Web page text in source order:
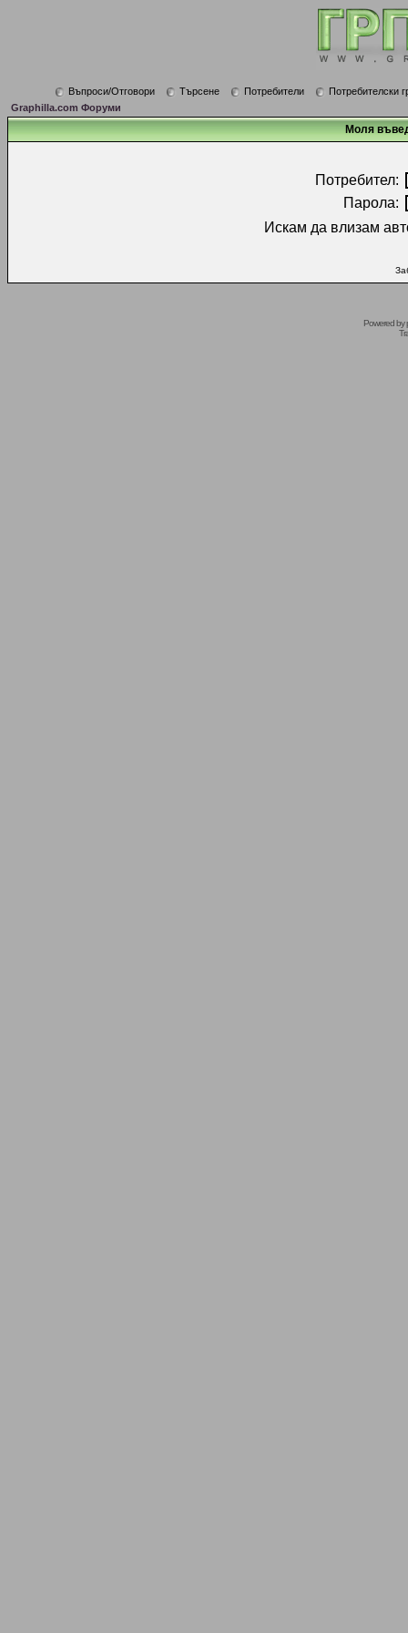
Въпроси/Отговори Търсене Потребители
Потребителски
Graphilla.com Форуми
Моля
Потребител:
Парола:
Искам да влизам
Powered by